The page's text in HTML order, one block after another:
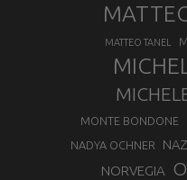
MATTEO TANEL
MONTE BONDONE
NADYA OCHNER
NORVEGIA